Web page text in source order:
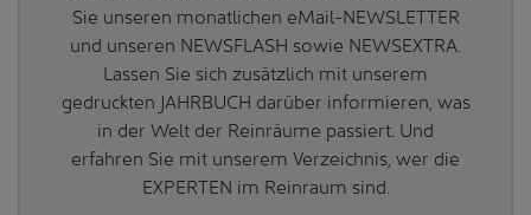
Sie unseren monatlichen eMail-NEWSLETTER
und unseren NEWSFLASH sowie NEWSEXTRA.
Lassen Sie sich zusätzlich mit unserem
gedruckten JAHRBUCH darüber informieren, was
in der Welt der Reinräume passiert. Und
erfahren Sie mit unserem Verzeichnis, wer die
EXPERTEN im Reinraum sind.